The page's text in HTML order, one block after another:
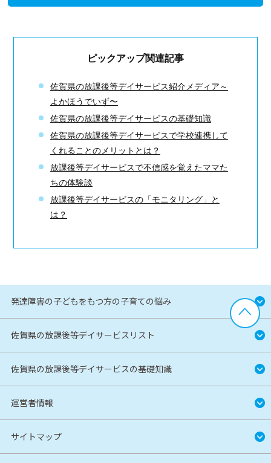
ピックアップ関連記事
佐賀県の放課後等デイサービス紹介メディア～
よかほうでいず〜
佐賀県の放課後等デイサービスの基礎知識
佐賀県の放課後等デイサービスで学校連携して
くれることのメリットとは？
放課後等デイサービスで不信感を覚えたママた
ちの体験談
放課後等デイサービスの「モニタリング」と
は？
発達障害の子どもをもつ方の子育ての悩み
佐賀県の放課後等デイサービスリスト
佐賀県の放課後等デイサービスの基礎知識
運営者情報
サイトマップ